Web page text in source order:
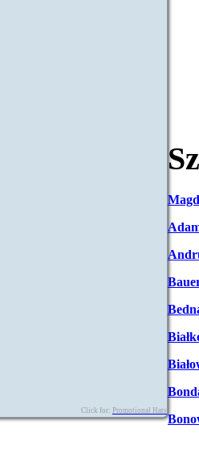
Click for: Promotional Hats